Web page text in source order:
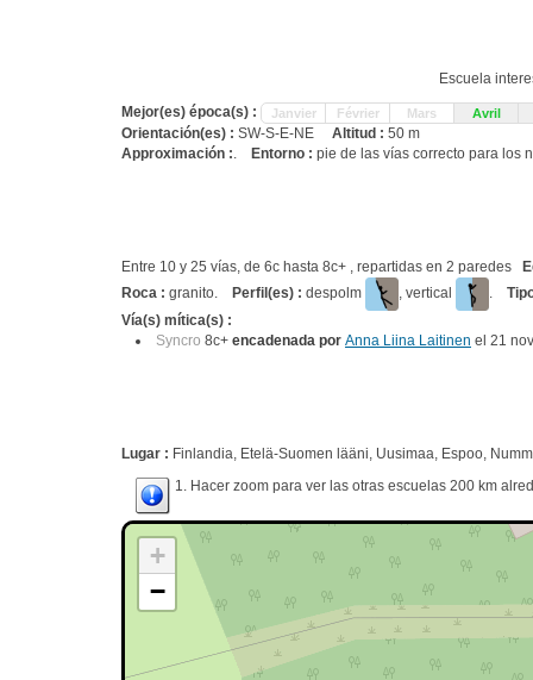
Escuela
Mejor(es) época(s) : Janvier Février Mars Avril
Orientación(es) : SW-S-E-NE Altitud : 50 m
Approximación :. Entorno : pie de las vías correcto para los
Entre 10 y 25 vías, de 6c hasta 8c+ , repartidas en 2 paredes
Roca : granito. Perfil(es) : despolm , vertical .
Vía(s) mítica(s) :
Syncro 8c+ encadenada por Anna Liina Laitinen el 21
Lugar : Finlandia, Etelä-Suomen lääni, Uusimaa, Espoo,
1. Hacer zoom para ver las otras escuelas 200 km
+
−